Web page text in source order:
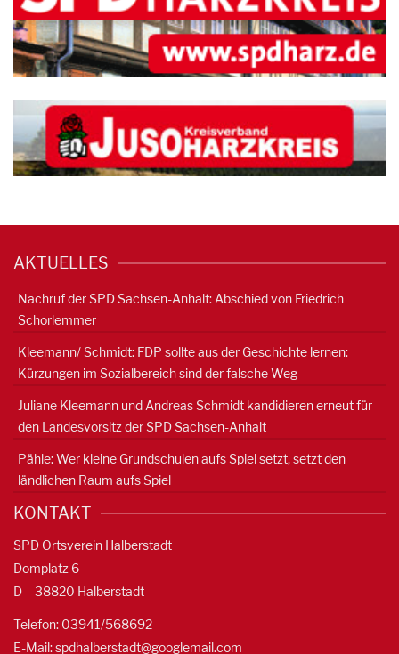
AKTUELLES
Nachruf der SPD Sachsen-Anhalt: Abschied von Friedrich
Schorlemmer
Kleemann/ Schmidt: FDP sollte aus der Geschichte lernen:
Kürzungen im Sozialbereich sind der falsche Weg
Juliane Kleemann und Andreas Schmidt kandidieren erneut für
den Landesvorsitz der SPD Sachsen-Anhalt
Pähle: Wer kleine Grundschulen aufs Spiel setzt, setzt den
ländlichen Raum aufs Spiel
KONTAKT
SPD Ortsverein Halberstadt
Domplatz 6
D – 38820 Halberstadt
Telefon: 03941/568692
E-Mail:spdhalberstadt@googlemail.com